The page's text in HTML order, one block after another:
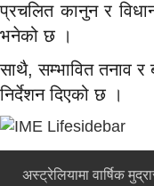
प्रचलित कानुन र
भनेको छ ।
साथै, सम्भावित तनाव र
निर्देशन दिएको छ ।
अस्ट्रेलियामा वार्षिक